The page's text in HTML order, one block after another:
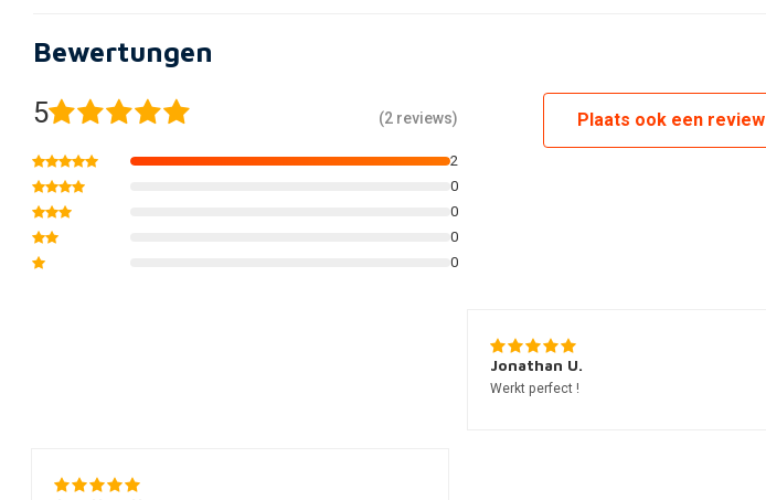
Bewertungen
5 (2 reviews)
2
0
0
0
0
Plaats ook een review
Jonathan U.
Werkt perfect !